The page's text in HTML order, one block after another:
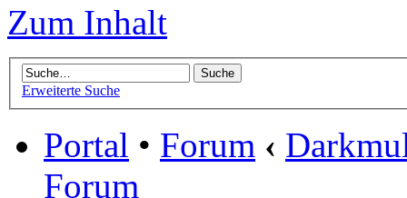
Zum Inhalt
Erweiterte Suche
Portal • Forum ‹
Forum